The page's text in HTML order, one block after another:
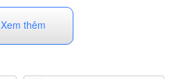
Xem thêm